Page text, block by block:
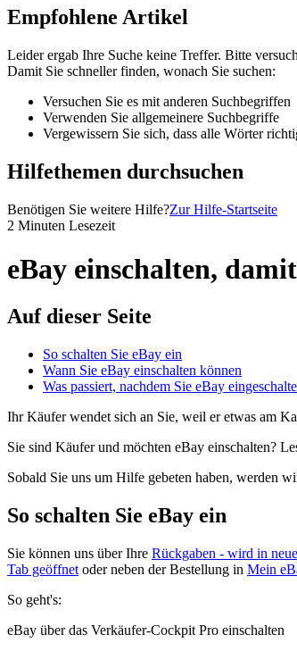
Empfohlene Artikel
Leider ergab Ihre Suche keine Treffer. Bitte
Damit Sie schneller finden, wonach Sie suchen:
Versuchen Sie es mit anderen Suchbegriffen
Verwenden Sie allgemeinere Suchbegriffe
Vergewissern Sie sich, dass alle Wörter
Hilfethemen durchsuchen
Benötigen Sie weitere Hilfe?Zur Hilfe-Startseite
2 Minuten Lesezeit
eBay einschalten,
Auf dieser Seite
So schalten Sie eBay ein
Wann Sie eBay einschalten können
Was passiert, nachdem Sie eBay
Ihr Käufer wendet sich an Sie, weil er etwas am
Sie sind Käufer und möchten eBay einschalten?
Sobald Sie uns um Hilfe gebeten haben, werden
So schalten Sie eBay ein
Sie können uns über Ihre Rückgaben - wird in
Tab geöffnet oder neben der Bestellung in Mein
So geht's:
eBay über das Verkäufer-Cockpit Pro einschalten